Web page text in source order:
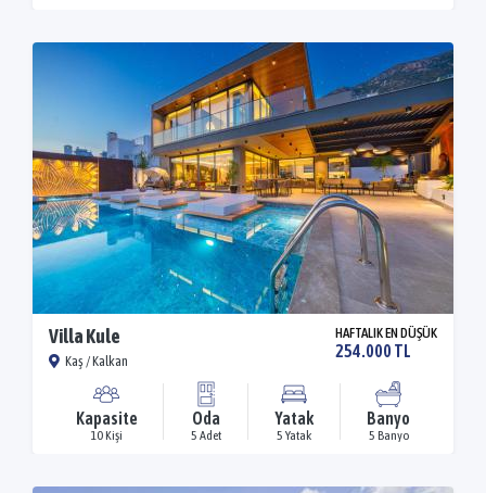
Villa Kule
Kaş / Kalkan
HAFTALIK EN DÜŞÜK
254.000 TL
Kapasite
10 Kişi
Oda
5 Adet
Yatak
5 Yatak
Banyo
5 Banyo